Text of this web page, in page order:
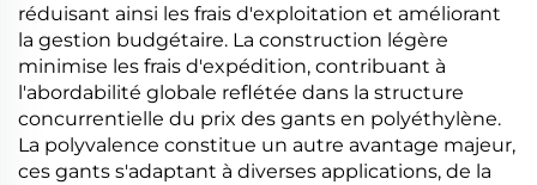
réduisant ainsi les frais d'exploitation et améliorant
la gestion budgétaire. La construction légère
minimise les frais d'expédition, contribuant à
l'abordabilité globale reflétée dans la structure
concurrentielle du prix des gants en polyéthylène.
La polyvalence constitue un autre avantage majeur,
ces gants s'adaptant à diverses applications, de la